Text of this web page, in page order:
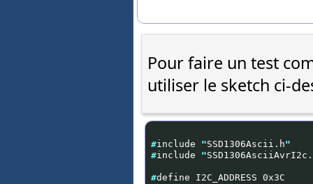
Pour faire un test
utiliser le sketch ci-